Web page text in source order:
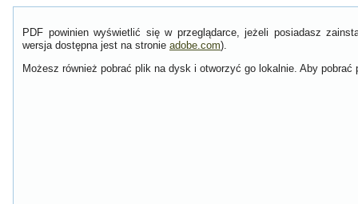
PDF powinien wyświetlić się w przeglądarce, jeżeli posiadasz
wersja dostępna jest na stronie adobe.com).
Możesz również pobrać plik na dysk i otworzyć go lokalnie. Aby